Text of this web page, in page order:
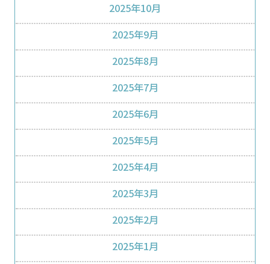
2025年10月
2025年9月
2025年8月
2025年7月
2025年6月
2025年5月
2025年4月
2025年3月
2025年2月
2025年1月